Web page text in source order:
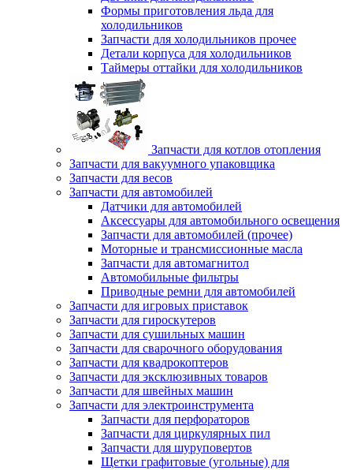
Формы приготовления льда для
холодильников
Запчасти для холодильников прочее
Детали корпуса для холодильников
Таймеры оттайки для холодильников
Запчасти для котлов отопления
Запчасти для вакуумного упаковщика
Запчасти для весов
Запчасти для автомобилей
Датчики для автомобилей
Аксессуары для автомобильного освещения
Запчасти для автомобилей (прочее)
Моторные и трансмиссионные масла
Запчасти для автомагнитол
Автомобильные фильтры
Приводные ремни для автомобилей
Запчасти для игровых приставок
Запчасти для гироскутеров
Запчасти для сушильных машин
Запчасти для сварочного оборудования
Запчасти для квадрокоптеров
Запчасти для эксклюзивных товаров
Запчасти для швейных машин
Запчасти для электроинструмента
Запчасти для перфораторов
Запчасти для циркулярных пил
Запчасти для шуруповертов
Щетки графитовые (угольные) для